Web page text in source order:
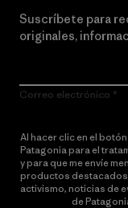
Suscríbete para
originales,
Correo electrónico
Al hacer clic en el
Patagonia para el
y para que me envíe
productos
activismo, noticias de
de